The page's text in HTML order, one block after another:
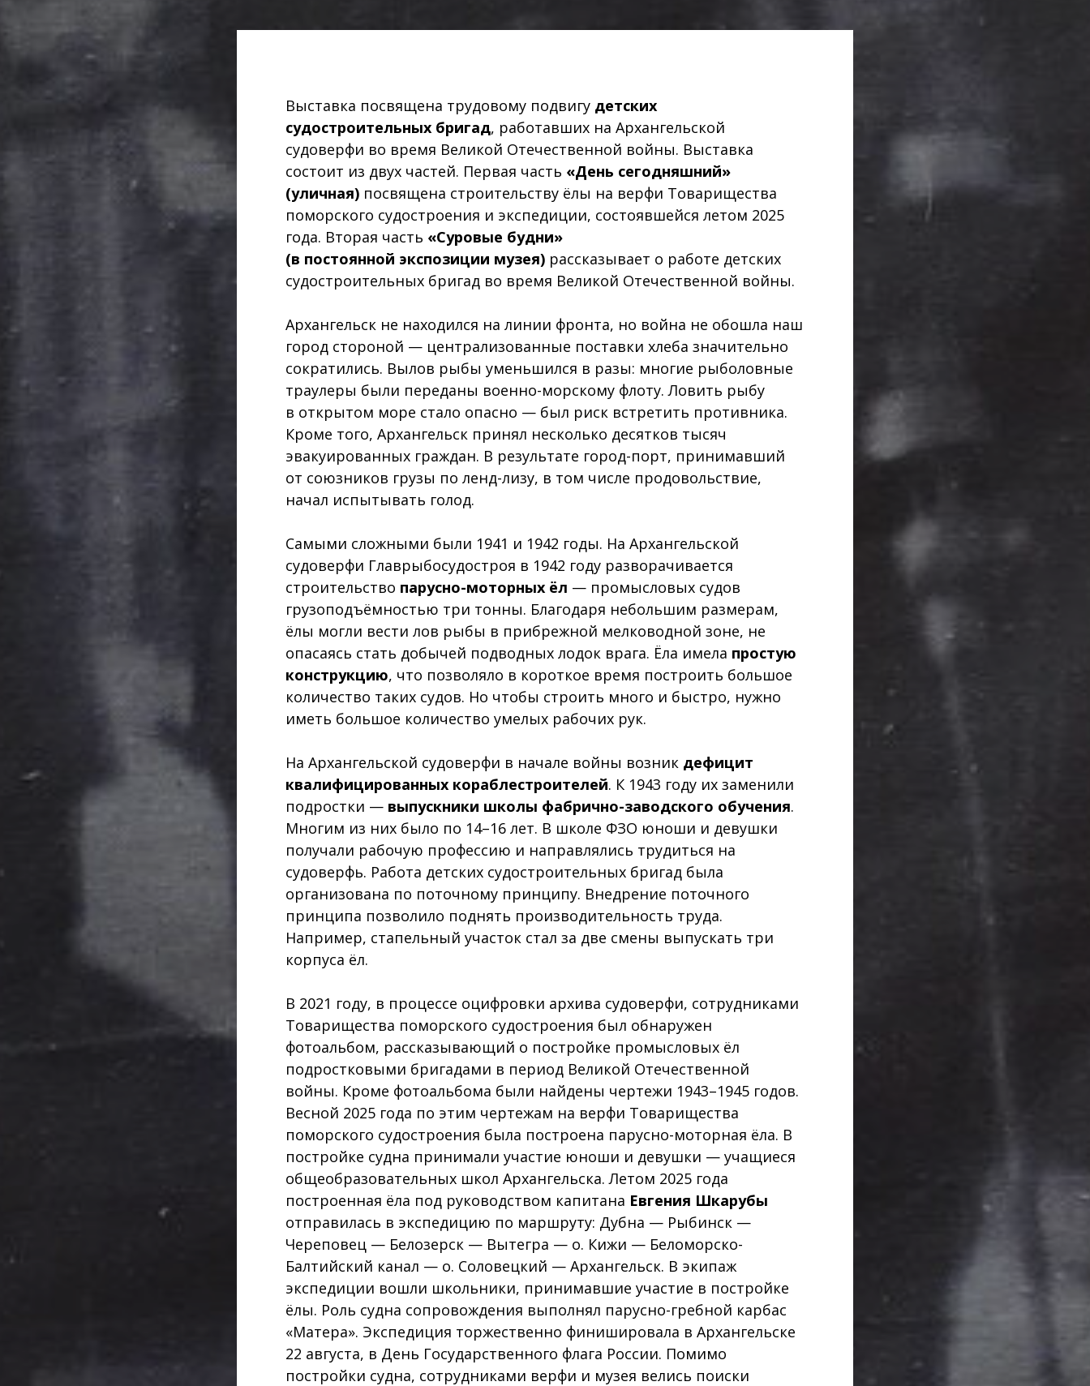
Выставка посвящена трудовому подвигу детских
судостроительных бригад, работавших на Архангельской
судоверфи во время Великой Отечественной войны. Выставка
состоит из двух частей. Первая часть «День сегодняшний»
(уличная) посвящена строительству ёлы на верфи Товарищества
поморского судостроения и экспедиции, состоявшейся летом 2025
года. Вторая часть «Суровые будни»
(в постоянной экспозиции музея) рассказывает о работе детских
судостроительных бригад во время Великой Отечественной войны.
Архангельск не находился на линии фронта, но война не обошла наш
город стороной — централизованные поставки хлеба значительно
сократились. Вылов рыбы уменьшился в разы: многие рыболовные
траулеры были переданы военно-морскому флоту. Ловить рыбу
в открытом море стало опасно — был риск встретить противника.
Кроме того, Архангельск принял несколько десятков тысяч
эвакуированных граждан. В результате город-порт, принимавший
от союзников грузы по ленд-лизу, в том числе продовольствие,
начал испытывать голод.
Самыми сложными были 1941 и 1942 годы. На Архангельской
судоверфи Главрыбосудостроя в 1942 году разворачивается
строительство парусно-моторных ёл — промысловых судов
грузоподъёмностью три тонны. Благодаря небольшим размерам,
ёлы могли вести лов рыбы в прибрежной мелководной зоне, не
опасаясь стать добычей подводных лодок врага. Ёла имела простую
конструкцию, что позволяло в короткое время построить большое
количество таких судов. Но чтобы строить много и быстро, нужно
иметь большое количество умелых рабочих рук.
На Архангельской судоверфи в начале войны возник дефицит
квалифицированных кораблестроителей. К 1943 году их заменили
подростки — выпускники школы фабрично-заводского обучения.
Многим из них было по 14–16 лет. В школе ФЗО юноши и девушки
получали рабочую профессию и направлялись трудиться на
судоверфь. Работа детских судостроительных бригад была
организована по поточному принципу. Внедрение поточного
принципа позволило поднять производительность труда.
Например, стапельный участок стал за две смены выпускать три
корпуса ёл.
В 2021 году, в процессе оцифровки архива судоверфи, сотрудниками
Товарищества поморского судостроения был обнаружен
фотоальбом, рассказывающий о постройке промысловых ёл
подростковыми бригадами в период Великой Отечественной
войны. Кроме фотоальбома были найдены чертежи 1943–1945 годов.
Весной 2025 года по этим чертежам на верфи Товарищества
поморского судостроения была построена парусно-моторная ёла. В
постройке судна принимали участие юноши и девушки — учащиеся
общеобразовательных школ Архангельска. Летом 2025 года
построенная ёла под руководством капитана Евгения Шкарубы
отправилась в экспедицию по маршруту: Дубна — Рыбинск —
Череповец — Белозерск — Вытегра — о. Кижи — Беломорско-
Балтийский канал — о. Соловецкий — Архангельск. В экипаж
экспедиции вошли школьники, принимавшие участие в постройке
ёлы. Роль судна сопровождения выполнял парусно-гребной карбас
«Матера». Экспедиция торжественно финишировала в Архангельске
22 августа, в День Государственного флага России. Помимо
постройки судна, сотрудниками верфи и музея велись поиски